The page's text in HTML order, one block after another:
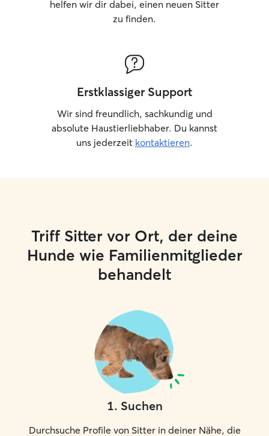
helfen wir dir dabei, einen neuen Sitter
zu finden.
Erstklassiger Support
Wir sind freundlich, sachkundig und
absolute Haustierliebhaber. Du kannst
uns jederzeit kontaktieren.
Triff Sitter vor Ort, der deine
Hunde wie Familienmitglieder
behandelt
1. Suchen
Durchsuche Profile von Sitter in deiner Nähe, die